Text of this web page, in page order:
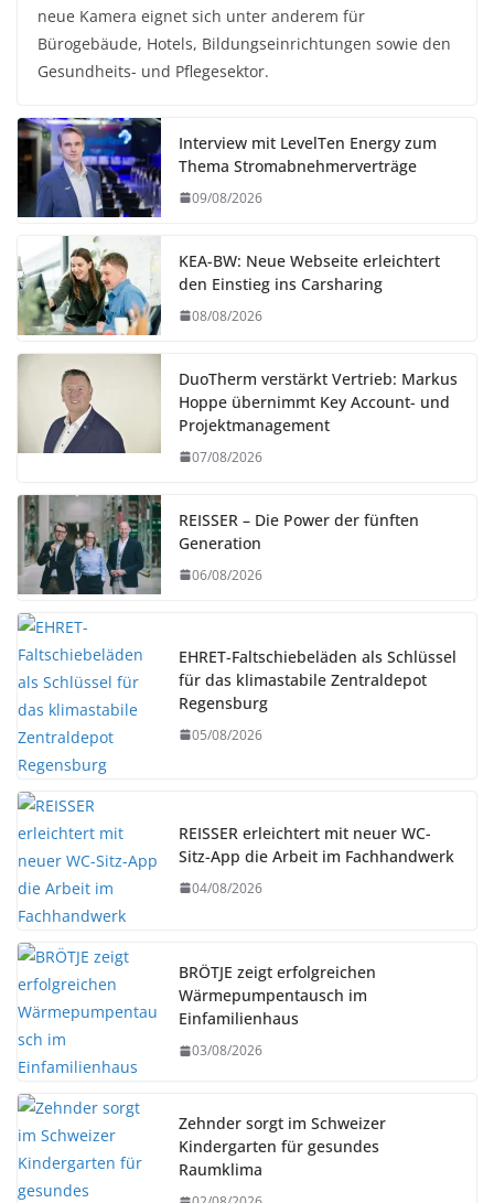
neue Kamera eignet sich unter anderem für
Bürogebäude, Hotels, Bildungseinrichtungen sowie den
Gesundheits- und Pflegesektor.
Interview mit LevelTen Energy zum
Thema Stromabnehmerverträge
09/08/2026
KEA-BW: Neue Webseite erleichtert
den Einstieg ins Carsharing
08/08/2026
DuoTherm verstärkt Vertrieb: Markus
Hoppe übernimmt Key Account- und
Projektmanagement
07/08/2026
REISSER – Die Power der fünften
Generation
06/08/2026
EHRET-Faltschiebeläden als Schlüssel
für das klimastabile Zentraldepot
Regensburg
05/08/2026
REISSER erleichtert mit neuer WC-
Sitz-App die Arbeit im Fachhandwerk
04/08/2026
BRÖTJE zeigt erfolgreichen
Wärmepumpentausch im
Einfamilienhaus
03/08/2026
Zehnder sorgt im Schweizer
Kindergarten für gesundes
Raumklima